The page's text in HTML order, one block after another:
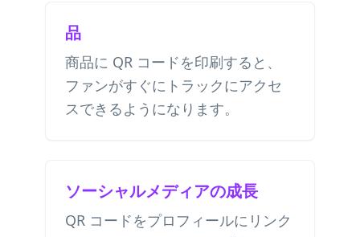
品
商品に QR コードを印刷すると、
ファンがすぐにトラックにアクセ
スできるようになります。
ソーシャルメディアの成長
QR コードをプロフィールにリンク